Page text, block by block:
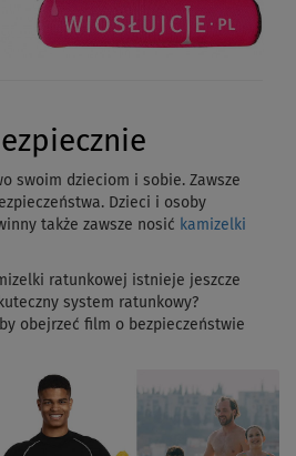
swoim dzieciom i sobie. Zawsze
Dzieci i osoby
także zawsze nosić kamizelki
ratunkowej istnieje jeszcze
system ratunkowy?
obejrzeć film o bezpieczeństwie